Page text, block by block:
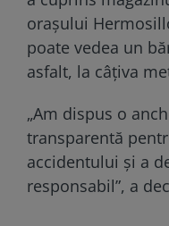
orașului
poate vedea un
asfalt, la câțiva
„Am dispus o
transparentă
accidentului și a
responsabil”, a